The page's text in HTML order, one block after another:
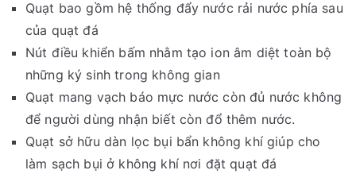
Quạt bao gồm hệ thống đẩy nước rải nước phía sau
của quạt đá
Nút điều khiển bấm nhằm tạo ion âm diệt toàn bộ
những ký sinh trong không gian
Quạt mang vạch báo mực nước còn đủ nước không
để người dùng nhận biết còn đổ thêm nước.
Quạt sở hữu dàn lọc bụi bẩn không khí giúp cho
làm sạch bụi ở không khí nơi đặt quạt đá